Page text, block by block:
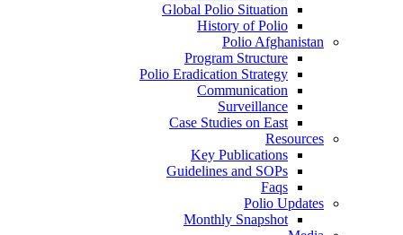
Global Polio Situation
History of Polio
Polio Afghanistan
Program Structure
Polio Eradication Strategy
Communication
Surveillance
Case Studies on East
Resources
Key Publications
Guidelines and SOPs
Faqs
Polio Updates
Monthly Snapshot